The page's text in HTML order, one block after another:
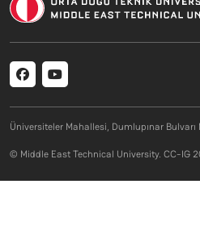
Social menu
Üniversiteler Mahallesi, Dumlupınar
© Middle East Technical University. CC-IG